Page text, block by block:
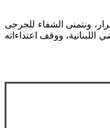
ونتمنى الشفاء للجرحى
ووقف اعتداءاته